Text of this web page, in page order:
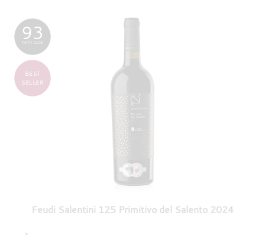
Feudi Salentini 125 Primitivo del Salento 2024
93
PETIT CLOS
BEST
SELLER